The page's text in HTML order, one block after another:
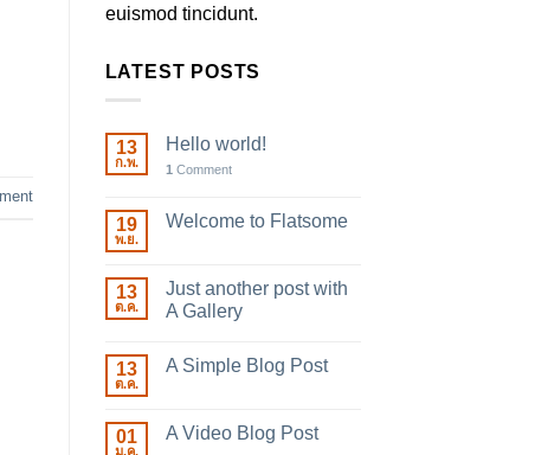
euismod tincidunt.
LATEST POSTS
13
ก.พ.
Hello world!
1 Comment
19
พ.ย.
Welcome to Flatsome
13
ต.ค.
Just another post with
A Gallery
13
ต.ค.
A Simple Blog Post
01
ม.ค.
A Video Blog Post